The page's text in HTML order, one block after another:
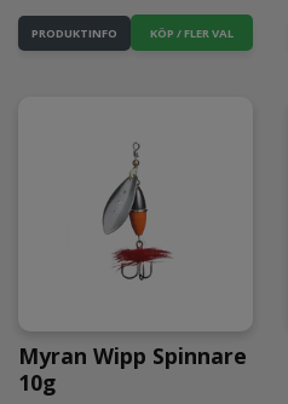
PRODUKTINFO KÖP / FLER VAL
Myran Wipp Spinnare
10g